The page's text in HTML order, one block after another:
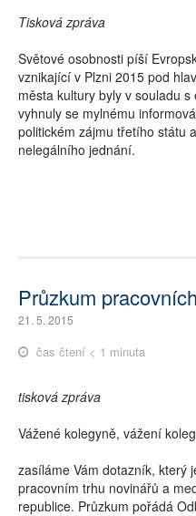
Tisková zpráva
Světové osobnosti píší
vznikající v Plzni 2015 pod
města kultury byly v souladu
vyhnuly se mylnému
politickém zájmu třetího státu
nelegálního jednání.
Průzkum
21. 5. 2015
čas čtení < 1 minuta
tisková zpráva
Vážené kolegyně, vážení
zasíláme Vám dotazník, který
pracovním trhu novinářů a
republice. Průzkum pořádá